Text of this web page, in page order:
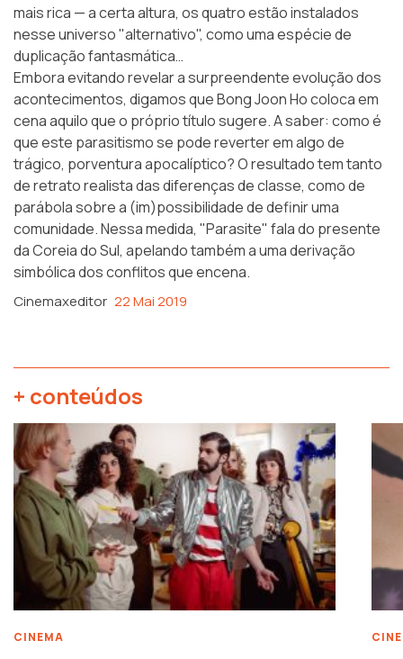
mais rica — a certa altura, os quatro estão instalados
nesse universo "alternativo", como uma espécie de
duplicação fantasmática…
Embora evitando revelar a surpreendente evolução dos
acontecimentos, digamos que Bong Joon Ho coloca em
cena aquilo que o próprio título sugere. A saber: como é
que este parasitismo se pode reverter em algo de
trágico, porventura apocalíptico? O resultado tem tanto
de retrato realista das diferenças de classe, como de
parábola sobre a (im)possibilidade de definir uma
comunidade. Nessa medida, "Parasite" fala do presente
da Coreia do Sul, apelando também a uma derivação
simbólica dos conflitos que encena.
Cinemaxeditor 22 Mai 2019
+ conteúdos
CINEMA